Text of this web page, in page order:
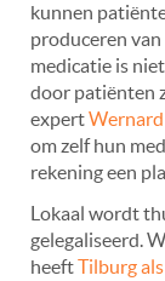
kunnen
produceren
medicatie is
door patiënten
expert
om zelf hun
rekening een
Lokaal wordt
gelegaliseerd.
heeftTilburg